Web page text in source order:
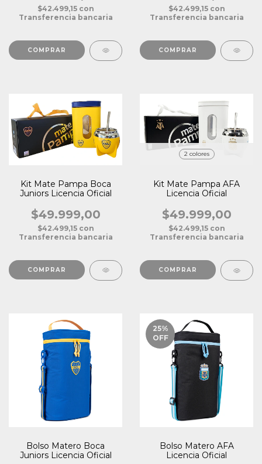
$42.499,15 con
Transferencia bancaria
$42.499,15 con
Transferencia bancaria
Kit Mate Pampa Boca
Juniors Licencia Oficial
$49.999,00
$42.499,15 con
Transferencia bancaria
2 colores
Kit Mate Pampa AFA
Licencia Oficial
$49.999,00
$42.499,15 con
Transferencia bancaria
COMPRAR
Bolso Matero Boca
Juniors Licencia Oficial
25%
OFF
Bolso Matero AFA
Licencia Oficial